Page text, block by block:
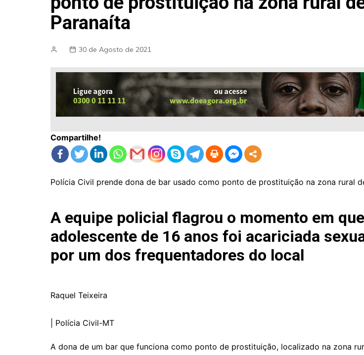
Justiça
Mundo
Política
Paranaíta
30 de Agosto de 2021
Compartilhe!
Polícia Civil prende dona de bar usado como ponto de prostituição na zona rural
A equipe policial flagrou o momento em
adolescente de 16 anos foi acariciada
por um dos frequentadores do local
Raquel Teixeira
Polícia Civil-MT
A dona de um bar que funciona como ponto de prostituição, localizado na zona